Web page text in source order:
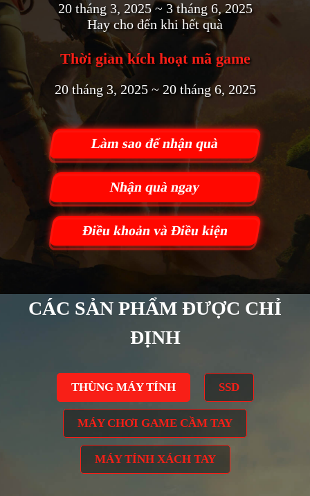
20 tháng 3, 2025 ~ 3 tháng 6, 2025
Hay cho đến khi hết quà
Thời gian kích hoạt mã game
20 tháng 3, 2025 ~ 20 tháng 6, 2025
Làm sao để nhận quà
Nhận quà ngay
Điều khoản và Điều kiện
CÁC SẢN PHẨM ĐƯỢC CHỈ
ĐỊNH
THÙNG MÁY TÍNH SSD
MÁY CHƠI GAME CẦM TAY
MÁY TÍNH XÁCH TAY